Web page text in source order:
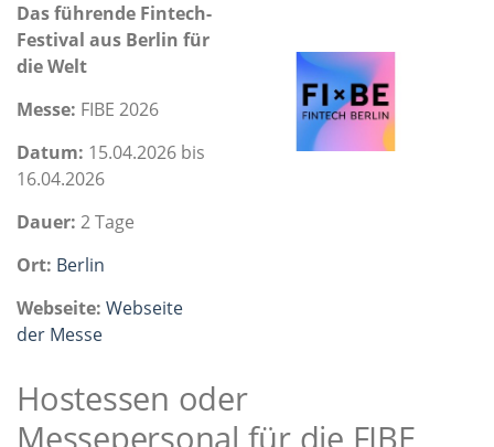
Das führende Fintech-
Festival aus Berlin für
die Welt
Messe: FIBE 2026
Datum: 15.04.2026 bis
16.04.2026
Dauer: 2 Tage
Ort: Berlin
Webseite: Webseite
der Messe
Hostessen oder
Messepersonal für die FIBE